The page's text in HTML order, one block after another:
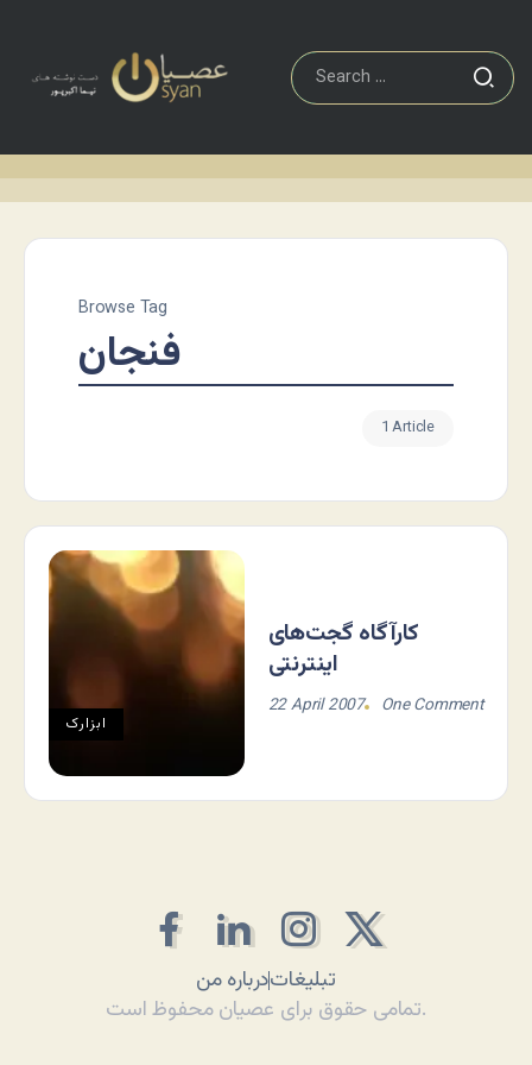
Browse Tag
فنجان
1 Article
ابزارک
کارآگاه گجت‌های
اینترنتی
22 April 2007 One Comment
درباره منتبلیغات
تمامی حقوق برای عصیان محفوظ است.